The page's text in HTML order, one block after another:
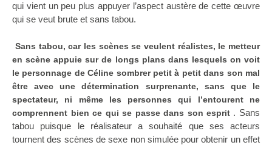
qui vient un peu plus appuyer l’aspect austère de cette œuvre
qui se veut brute et sans tabou.
Sans tabou, car les scènes se veulent réalistes, le metteur
en scène appuie sur de longs plans dans lesquels on voit
le personnage de Céline sombrer petit à petit dans son mal
être avec une détermination surprenante, sans que le
spectateur, ni même les personnes qui l’entourent ne
comprennent bien ce qui se passe dans son esprit . Sans
tabou puisque le réalisateur a souhaité que ses acteurs
tournent des scènes de sexe non simulée pour obtenir un effet